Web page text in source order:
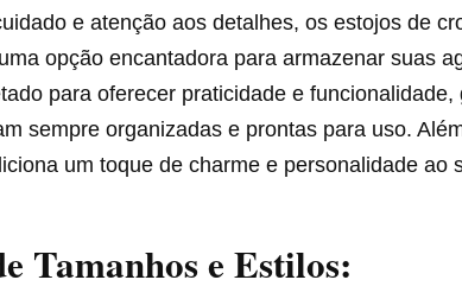
e atenção aos detalhes, os estojos de
opção encantadora para armazenar suas
para oferecer praticidade e funcionalidade,
sempre organizadas e prontas para uso.
um toque de charme e personalidade ao
Tamanhos e Estilos: